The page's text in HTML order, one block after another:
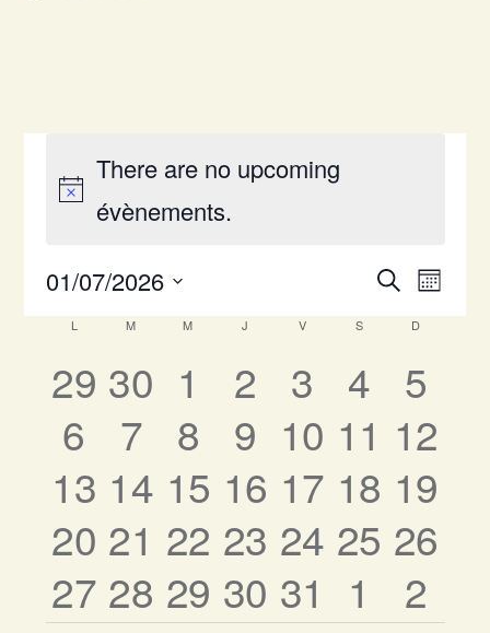
There are no upcoming
évènements.
de
vues
Mois
01/07/2026
Sélectionnez
date.
Calendrier
de
Évènements
L M M J V S D
0
évènement,
29 0
évènement,
30 0
évènement,
1
0
évènement,
2
0
3
0
4
0
5
0
évènement,
6
0
évènement,
7
0
évènement,
8
0
évènement,
9 0
évènement,
10 0
11 0
12
0
évènement,
13 0
évènement,
14 0
évènement,
15 0
évènement,
16 0
évènement,
17 0
18 0
19
0
évènement,
20 0
évènement,
21 0
évènement,
22 0
évènement,
23 0
évènement,
24 0
25 0
26
0
27 0
28 0
29 0
30 0
31 0
1
0
2